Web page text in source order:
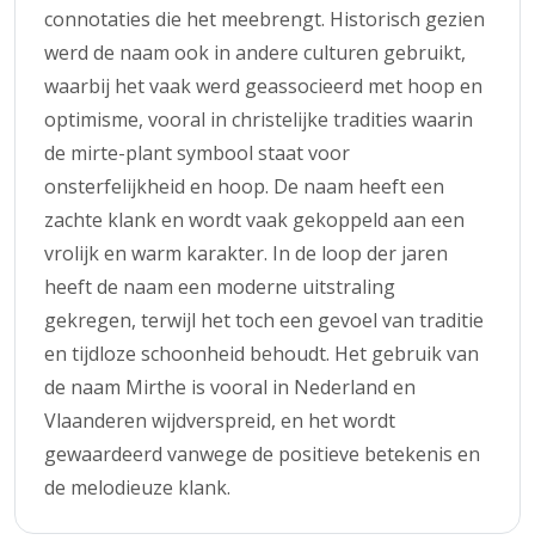
connotaties die het meebrengt. Historisch gezien
werd de naam ook in andere culturen gebruikt,
waarbij het vaak werd geassocieerd met hoop en
optimisme, vooral in christelijke tradities waarin
de mirte-plant symbool staat voor
onsterfelijkheid en hoop. De naam heeft een
zachte klank en wordt vaak gekoppeld aan een
vrolijk en warm karakter. In de loop der jaren
heeft de naam een moderne uitstraling
gekregen, terwijl het toch een gevoel van traditie
en tijdloze schoonheid behoudt. Het gebruik van
de naam Mirthe is vooral in Nederland en
Vlaanderen wijdverspreid, en het wordt
gewaardeerd vanwege de positieve betekenis en
de melodieuze klank.